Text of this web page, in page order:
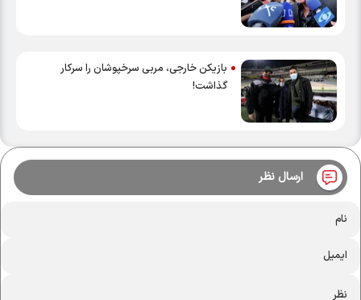
بازیکن خارجی، مربی سرخپوشان را سرکار
گذاشت!
ارسال نظر